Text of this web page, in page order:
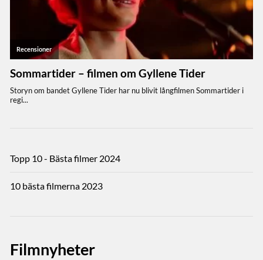
Topp 10 - Bästa filmer 2024
10 bästa filmerna 2023
Filmnyheter